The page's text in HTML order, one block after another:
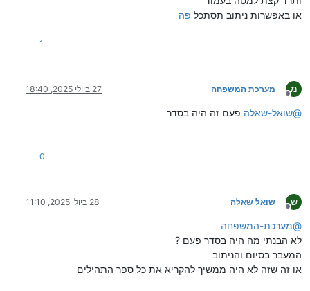
או באפשרות ניתוב תסתכל פה
1
מ
מנותק
מערכת המשפחה 27 ביולי 2025, 18:40
@שואל-שאלה פעם זה היה בסדר
0
ש
מנותק
שואל שאלה 28 ביולי 2025, 11:10
@מערכת-המשפחה
לא הבנתי מה היה בסדר פעם ?
המעבר בסיום והניתוב
או זה שזה לא היה ממשיך להקריא את כל ספר התהילים